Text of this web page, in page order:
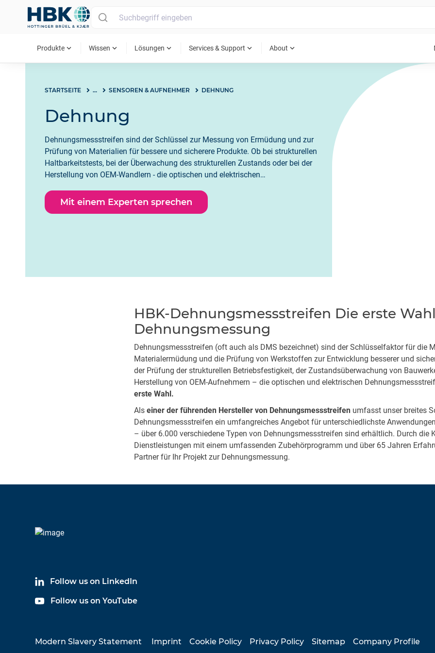
Produkte expand_more Wissen expand_more Lösungen expand_more Services & Support expand_more About expand_more
STARTSEITE ... SENSOREN & AUFNEHMER DEHNUNG
Dehnung
Dehnungsmessstreifen sind der Schlüssel zur Messung von Ermüdung und zur
Prüfung von Materialien für bessere und sicherere Produkte. Ob bei strukturellen
Haltbarkeitstests, bei der Überwachung des strukturellen Zustands oder bei der
Herstellung von OEM-Wandlern - die optischen und elektrischen
Mit einem Experten sprechen
HBK-Dehnungsmessstreifen Die erste
Dehnungsmessung
Dehnungsmessstreifen (oft auch als DMS bezeichnet) sind der Schlüsselfaktor für die
Materialermüdung und die Prüfung von Werkstoffen zur Entwicklung besserer und
der Prüfung der strukturellen Betriebsfestigkeit, der Zustandsüberwachung von
Herstellung von OEM-Aufnehmern – die optischen und elektrischen
erste Wahl.
Als einer der führenden Hersteller von Dehnungsmessstreifen umfasst unser breites
Dehnungsmessstreifen ein umfangreiches Angebot für unterschiedlichste
– über 6.000 verschiedene Typen von Dehnungsmessstreifen sind erhältlich. Durch die
Dienstleistungen mit einem umfassenden Zubehörprogramm und über 65 Jahren
Partner für Ihr Projekt zur Dehnungsmessung.
Follow us on LinkedIn
Follow us on YouTube
Modern Slavery Statement Imprint Cookie Policy Privacy Policy Sitemap Company Profile